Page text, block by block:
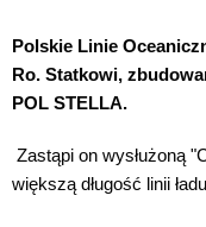
Polskie Linie
Ro. Statkowi,
POL STELLA.
Zastąpi on wysłużoną
większą długość linii